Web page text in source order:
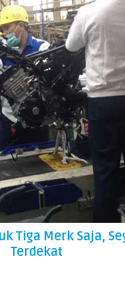
Tiga Merk Saja,
Terdekat